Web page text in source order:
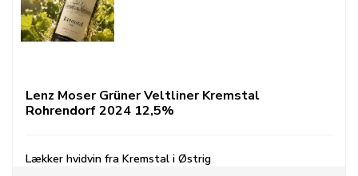
Lenz Moser Grüner Veltliner Kremstal
Rohrendorf 2024 12,5%
Lækker hvidvin fra Kremstal i Østrig